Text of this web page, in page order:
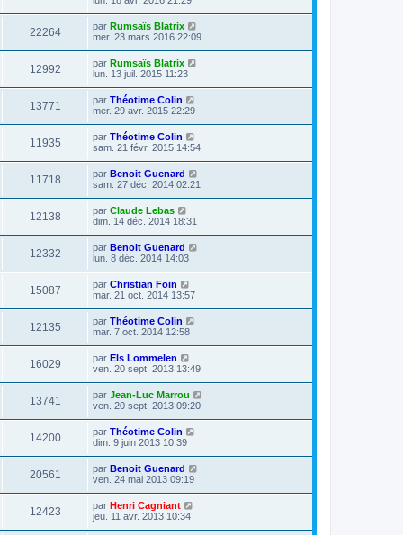
22264 par Rumsaïs Blatrix
mer. 23 mars 2016 22:09
12992 par Rumsaïs Blatrix
lun. 13 juil. 2015 11:23
13771 par Théotime Colin
mer. 29 avr. 2015 22:29
11935 par Théotime Colin
sam. 21 févr. 2015 14:54
11718 par Benoit Guenard
sam. 27 déc. 2014 02:21
12138 par Claude Lebas
dim. 14 déc. 2014 18:31
12332 par Benoit Guenard
lun. 8 déc. 2014 14:03
15087 par Christian Foin
mar. 21 oct. 2014 13:57
12135 par Théotime Colin
mar. 7 oct. 2014 12:58
16029 par Els Lommelen
ven. 20 sept. 2013 13:49
13741 par Jean-Luc Marrou
ven. 20 sept. 2013 09:20
14200 par Théotime Colin
dim. 9 juin 2013 10:39
20561 par Benoit Guenard
ven. 24 mai 2013 09:19
12423 par Henri Cagniant
jeu. 11 avr. 2013 10:34